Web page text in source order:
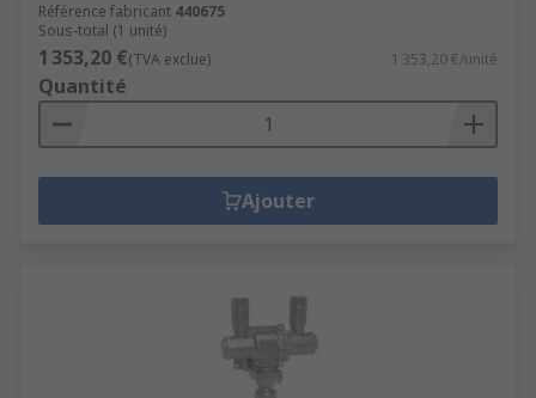
Référence fabricant 440675
Sous-total (1 unité)
1 353,20 €(TVA exclue) 1 353,20 €/unité
Quantité
Ajouter